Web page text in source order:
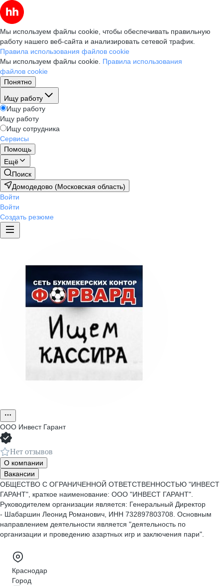
Мы используем файлы cookie, чтобы обеспечивать правильную
работу нашего веб-сайта и анализировать сетевой трафик.
Правила использования файлов cookie
Мы используем файлы cookie. Правила использования
файлов cookie
Понятно
Ищу работу
Ищу работу
Ищу работу
Ищу сотрудника
Сервисы
Помощь
Ещё
Поиск
Домодедово (Московская область)
Войти
Войти
Создать резюме
ООО Инвест Гарант
Нет отзывов
О компании
Вакансии
ОБЩЕСТВО С ОГРАНИЧЕННОЙ ОТВЕТСТВЕННОСТЬЮ "ИНВЕСТ
ГАРАНТ", краткое наименование: ООО "ИНВЕСТ ГАРАНТ".
Руководителем организации является: Генеральный Директор
- Шабаршин Леонид Романович, ИНН 732897803708. Основным
направлением деятельности является "деятельность по
организации и проведению азартных игр и заключения пари".
Краснодар
Город